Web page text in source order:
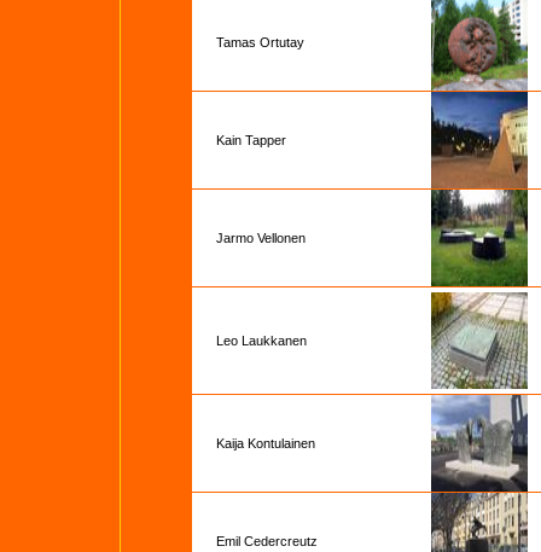
Tamas Ortutay
Kain Tapper
Jarmo Vellonen
Leo Laukkanen
Kaija Kontulainen
Emil Cedercreutz